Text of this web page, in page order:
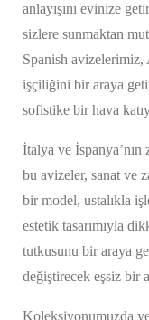
anlayışını evinize
sizlere sunmaktan
Spanish
işçiliğini bir araya
sofistike bir hava
İtalya ve
bu avizeler, sanat ve
bir model, ustalıkla
estetik tasarımıyla
tutkusunu bir araya
değiştirecek eşsiz bir
Koleksiyonumuzda